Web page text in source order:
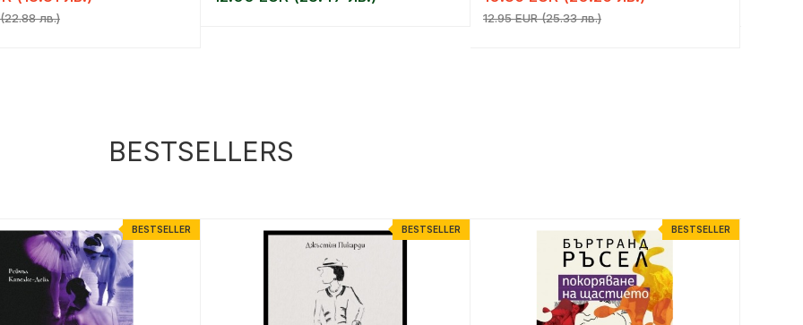
(22.88 лв.) 12.95 EUR (25.33 лв.)
BESTSELLERS
BESTSELLER BESTSELLER BESTSELLER